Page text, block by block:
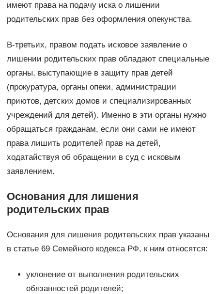
имеют права на подачу иска о лишении
родительских прав без оформления опекунства.
В-третьих, правом подать исковое заявление о
лишении родительских прав обладают специальные
органы, выступающие в защиту прав детей
(прокуратура, органы опеки, администрации
приютов, детских домов и специализированных
учреждений для детей). Именно в эти органы нужно
обращаться гражданам, если они сами не имеют
права лишить родителей прав на детей,
ходатайствуя об обращении в суд с исковым
заявлением.
Основания для лишения
родительских прав
Основания для лишения родительских прав указаны
в статье 69 Семейного кодекса РФ, к ним относятся:
уклонение от выполнения родительских
обязанностей родителей;